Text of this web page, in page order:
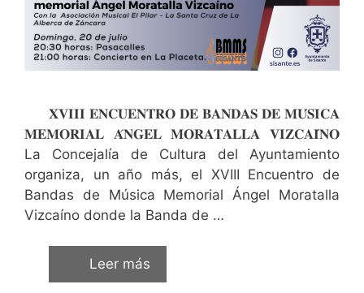
𝐗𝐕𝐈𝐈𝐈 𝐄𝐍𝐂𝐔𝐄𝐍𝐓𝐑𝐎 𝐃𝐄 𝐁𝐀𝐍𝐃𝐀𝐒 𝐃𝐄 𝐌𝐔́𝐒𝐈𝐂𝐀
𝐌𝐄𝐌𝐎𝐑𝐈𝐀𝐋 𝐀́𝐍𝐆𝐄𝐋 𝐌𝐎𝐑𝐀𝐓𝐀𝐋𝐋𝐀 𝐕𝐈𝐙𝐂𝐀𝐈́𝐍𝐎
La Concejalía de Cultura del Ayuntamiento
organiza, un año más, el XVIII Encuentro de
Bandas de Música Memorial Ángel Moratalla
Vizcaíno donde la Banda de …
Leer más